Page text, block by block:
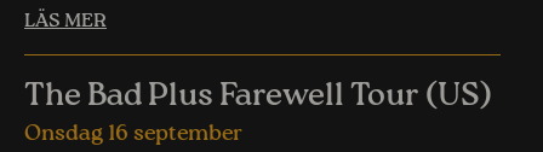
LÄS MER
The Bad Plus Farewell Tour (US)
Onsdag 16 september